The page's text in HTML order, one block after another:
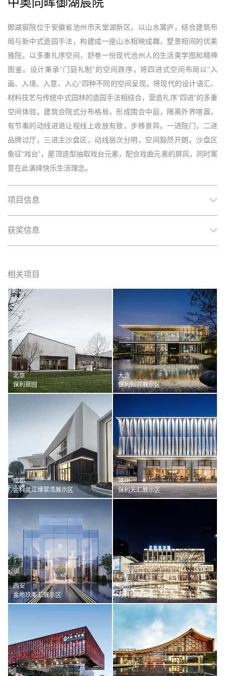
御湖宸院位于安徽省池州市天堂湖新区，以山水寓庐，结合建筑布
局与新中式造园手法，构建成一座山水相映成趣，墅景相间的优美
雅院。以多重礼序空间，舒卷一份现代池州人的生活美学图和精神
图鉴。设计秉承“门庭礼制”的空间跌序，将四进式空间布局以“入
画、入境、入意、入心”四种不同的空间呈现，将现代的设计语汇、
材料技艺与传统中式园林的造园手法相结合，营造礼序“四进”的多重
空间体验。建筑合院式分布格局，形成围合中庭，隔离外界喧嚣，
有节奏的动线进退让视线上收放有致，步移景异。一进院门，二进
品牌过厅，三进主沙盘区，动线层次分明，空间豁然开朗。沙盘区
象征“戏台”，屋顶造型抽取戏台元素，配合戏曲元素的屏风，同时寓
意在此演绎快乐生活理念。
项目信息
获奖信息
相关项目
北京
保利摺园
大连
保利和府展示区
成都
金科温江博翠湾展示区
赣州
保利天汇展示区
西安
金地玖峯汇展示区
福州
万科金域国际